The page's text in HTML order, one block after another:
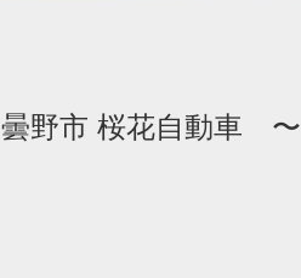
野市 桜花自動車 〜